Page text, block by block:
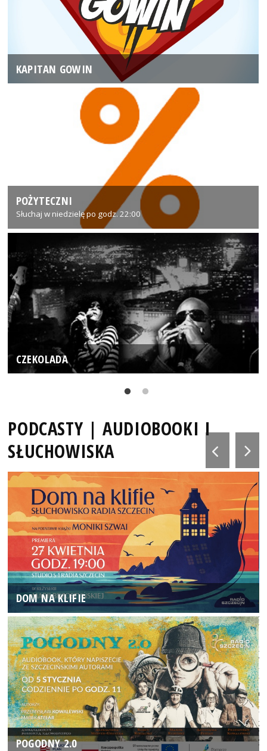
KAPITAN GOWIN
POŻYTECZNI
Słuchaj w niedzielę po godz. 22:00
CZEKOLADA
PODCASTY | AUDIOBOOKI I
SŁUCHOWISKA
DOM NA KLIFIE
POGODNY 2.0